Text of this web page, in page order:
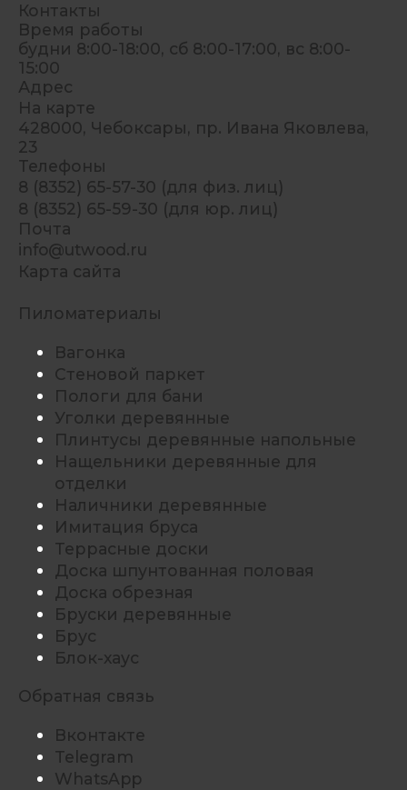
Контакты
Время работы
будни 8:00-18:00, сб 8:00-17:00, вс 8:00-
15:00
Адрес
На карте
428000, Чебоксары, пр. Ивана Яковлева,
23
Телефоны
8 (8352) 65-57-30 (для физ. лиц)
8 (8352) 65-59-30 (для юр. лиц)
Почта
info@utwood.ru
Карта сайта
Пиломатериалы
Вагонка
Стеновой паркет
Пологи для бани
Уголки деревянные
Плинтусы деревянные напольные
Нащельники деревянные для
отделки
Наличники деревянные
Имитация бруса
Террасные доски
Доска шпунтованная половая
Доска обрезная
Бруски деревянные
Брус
Блок-хаус
Обратная связь
Вконтакте
Telegram
WhatsApp